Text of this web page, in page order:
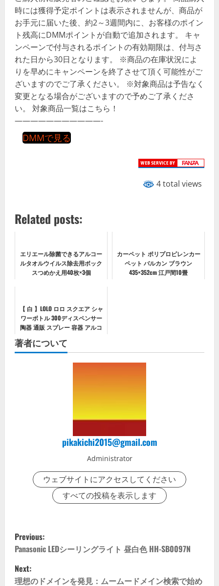
時には獲得予定ポイントは表示されませんが、商品が
お手元に届いた後、約2～3週間内に、お客様のポイン
ト残高にDMMポイントが自動で追加されます。 キャ
ンペーンで付与されるポイントの有効期限は、付与さ
れた日から30日となります。 ※商品の在庫状況によ
りを早めにキャンペーンを終了させて頂く可能性がご
ざいますのでご了承ください。 ※対象商品は予告なく
変更となる場合がございますので予めご了承くださ
い。 対象商品一覧はこちら！
———————————-
DMMで見る
4 total views
Related posts:
エリエール除菌できるアルコー
ルタオルウイルス除去用ボック
スつめかえ用40枚×3個
カーペット ポリプロピレンカー
ペット バルカン ブラウン
435×352cm 江戸間10畳
【 白 】LOLO ロロ スクエア シャ
ワーボトル 300ディスペンサー
陶器 通販 スプレー 容器 アルコ
トル 霧吹き 300ml シャワーボト
ル ケース 詰め替え容器...
著者について
pikakichi2015@gmail.com
Administrator
ウェブサイトにアクセスしてください
すべての投稿を表示します
P
o
s
Previous:
Panasonic LEDシーリングライト 昼白色 HH-SB0097N
Next:
理想のドメインを発見：ムームードメイン検索で始め